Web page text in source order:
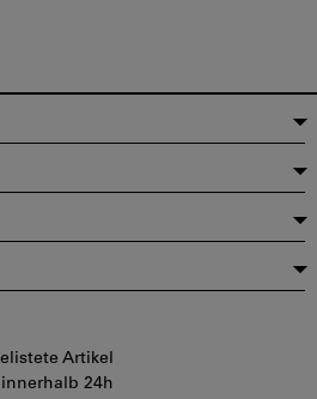
Artikel
24h